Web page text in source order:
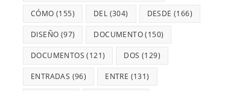
CÓMO (155) DEL (304) DESDE (166)
DISEÑO (97) DOCUMENTO(150)
DOCUMENTOS (121) DOS (129)
ENTRADAS (96) ENTRE (131)